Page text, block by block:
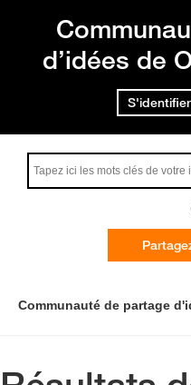
d’idées de
S'identifier
Communauté de partage